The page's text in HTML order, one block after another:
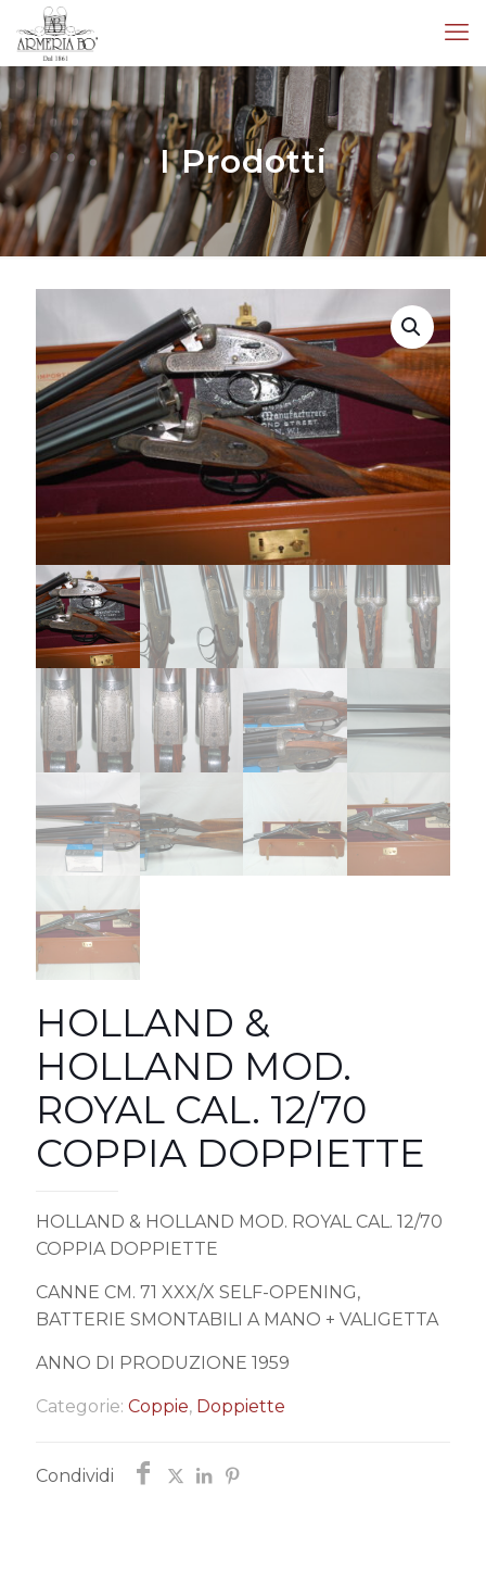
I Prodotti
HOLLAND &
HOLLAND MOD.
ROYAL CAL. 12/70
COPPIA DOPPIETTE
HOLLAND & HOLLAND MOD. ROYAL CAL. 12/70
COPPIA DOPPIETTE
CANNE CM. 71 XXX/X SELF-OPENING,
BATTERIE SMONTABILI A MANO + VALIGETTA
ANNO DI PRODUZIONE 1959
Categorie: Coppie, Doppiette
Condividi